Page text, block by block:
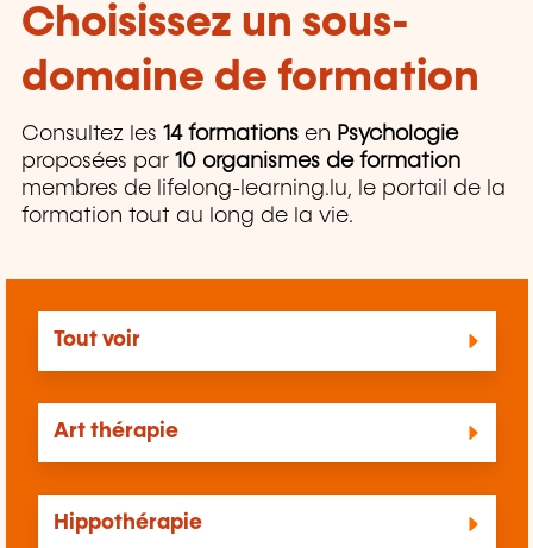
Choisissez un sous-
domaine de formation
Consultez les 14 formations en Psychologie
proposées par 10 organismes de formation
membres de lifelong-learning.lu, le portail de la
formation tout au long de la vie.
Tout voir
Art thérapie
Hippothérapie